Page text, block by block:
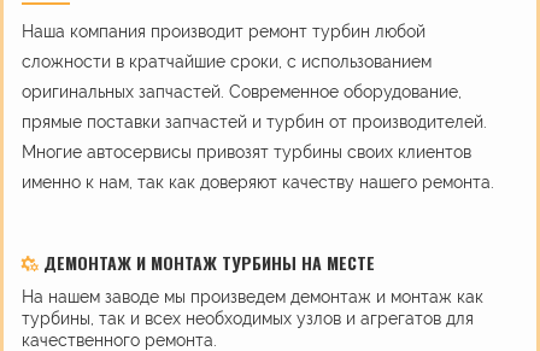
Наша компания производит ремонт турбин любой
сложности в кратчайшие сроки, с использованием
оригинальных запчастей. Современное оборудование,
прямые поставки запчастей и турбин от производителей.
Многие автосервисы привозят турбины своих клиентов
именно к нам, так как доверяют качеству нашего ремонта.
ДЕМОНТАЖ И МОНТАЖ ТУРБИНЫ НА МЕСТЕ
На нашем заводе мы произведем демонтаж и монтаж как
турбины, так и всех необходимых узлов и агрегатов для
качественного ремонта.